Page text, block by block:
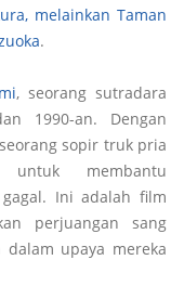
melainkan Taman
.
, seorang sutradara
1990-an. Dengan
sopir truk pria
membantu
Ini adalah film
perjuangan sang
upaya mereka